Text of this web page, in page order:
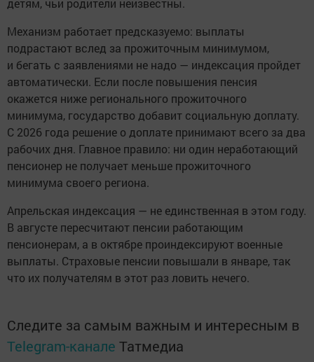
детям, чьи родители неизвестны.
Механизм работает предсказуемо: выплаты
подрастают вслед за прожиточным минимумом,
и бегать с заявлениями не надо — индексация пройдет
автоматически. Если после повышения пенсия
окажется ниже регионального прожиточного
минимума, государство добавит социальную доплату.
С 2026 года решение о доплате принимают всего за два
рабочих дня. Главное правило: ни один неработающий
пенсионер не получает меньше прожиточного
минимума своего региона.
Апрельская индексация — не единственная в этом году.
В августе пересчитают пенсии работающим
пенсионерам, а в октябре проиндексируют военные
выплаты. Страховые пенсии повышали в январе, так
что их получателям в этот раз ловить нечего.
Следите за самым важным и интересным в
Telegram-канале Татмедиа